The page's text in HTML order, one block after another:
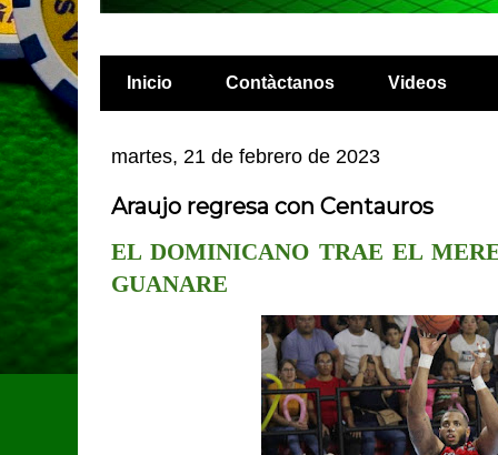
Inicio Contàctanos Videos
martes, 21 de febrero de 2023
Araujo regresa con Centauros
EL DOMINICANO TRAE EL
GUANARE